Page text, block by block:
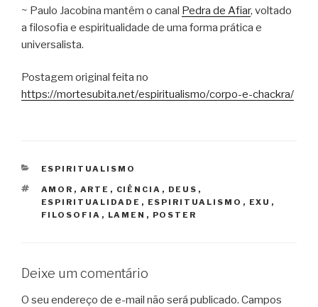
~ Paulo Jacobina mantêm o canal Pedra de Afiar, voltado
a filosofia e espiritualidade de uma forma prática e
universalista.
Postagem original feita no
https://mortesubita.net/espiritualismo/corpo-e-chackra/
CATEGORIAS
ESPIRITUALISMO
TAGS
AMOR , ARTE , CIÊNCIA , DEUS ,
ESPIRITUALIDADE , ESPIRITUALISMO , EXU ,
FILOSOFIA , LAMEN , POSTER
Deixe um comentário
O seu endereço de e-mail não será publicado. Campos